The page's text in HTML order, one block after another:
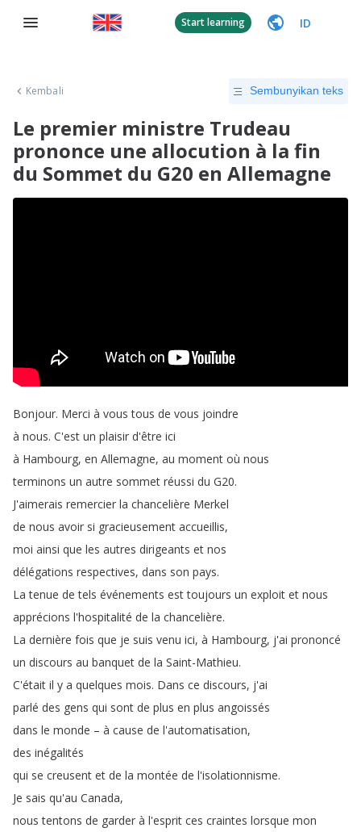
Start learning ID
Kembali Sembunyikan teks
Le premier ministre Trudeau
prononce une allocution à la fin
du Sommet du G20 en Allemagne
Bonjour. Merci à vous tous de vous joindre
à nous. C'est un plaisir d'être ici
à Hambourg, en Allemagne, au moment où nous
terminons un autre sommet réussi du G20.
J'aimerais remercier la chancelière Merkel
de nous avoir si gracieusement accueillis,
moi ainsi que les autres dirigeants et nos
délégations respectives, dans son pays.
La tenue de tels événements est toujours un exploit et nous
apprécions l'hospitalité de la chancelière.
La dernière fois que je suis venu ici, à Hambourg, j'ai prononcé
un discours au banquet de la Saint-Mathieu.
C'était il y a quelques mois. Dans ce discours, j'ai
parlé des gens qui sont de plus en plus angoissés
dans le monde – à cause de l'automatisation,
des inégalités
qui se creusent et de la montée de l'isolationnisme.
Je sais qu'au Canada,
nous tentons de garder à l'esprit ces craintes lorsque mon